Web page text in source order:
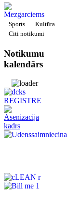
Sports
Kultūra
Citi notikumi
Notikumu
kalendārs